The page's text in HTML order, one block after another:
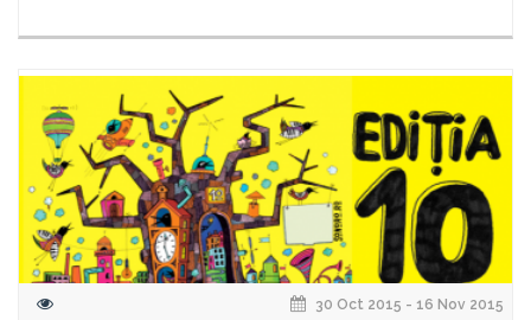
30 Oct 2015 - 16 Nov 2015